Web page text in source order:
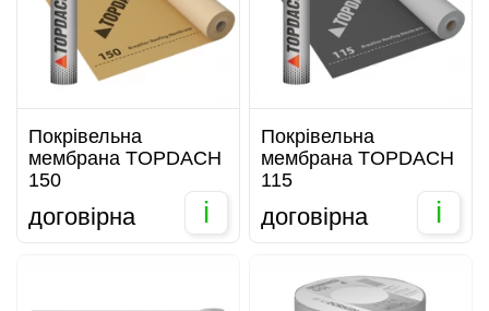
Покрівельна
мембрана TOPDACH
150
договірна i
Покрівельна
мембрана TOPDACH
115
договірна i